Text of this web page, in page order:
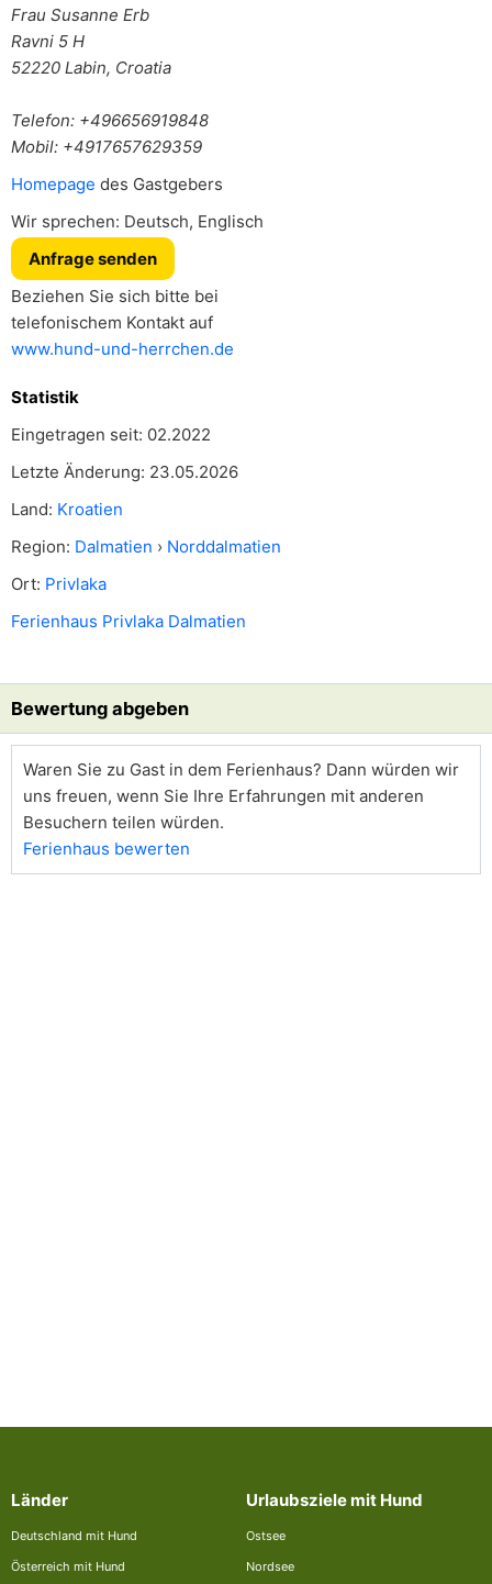
Frau Susanne Erb
Ravni 5 H
52220 Labin, Croatia
Telefon: +496656919848
Mobil: +4917657629359
Homepage des Gastgebers
Wir sprechen: Deutsch, Englisch
Anfrage senden
Beziehen Sie sich bitte bei
telefonischem Kontakt auf
www.hund-und-herrchen.de
Statistik
Eingetragen seit: 02.2022
Letzte Änderung: 23.05.2026
Land: Kroatien
Region: Dalmatien › Norddalmatien
Ort: Privlaka
Ferienhaus Privlaka Dalmatien
Bewertung abgeben
Waren Sie zu Gast in dem Ferienhaus? Dann würden wir
uns freuen, wenn Sie Ihre Erfahrungen mit anderen
Besuchern teilen würden.
Ferienhaus bewerten
Länder
Deutschland mit Hund
Österreich mit Hund
Urlaubsziele mit Hund
Ostsee
Nordsee